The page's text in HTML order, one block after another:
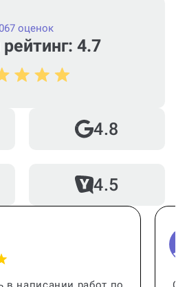
гарантия?
с работой?
оплачивать
4.7
оценок
4.8
4.5